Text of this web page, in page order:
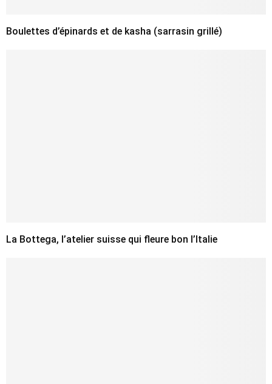
Boulettes d’épinards et de kasha (sarrasin grillé)
La Bottega, l’atelier suisse qui fleure bon l’Italie